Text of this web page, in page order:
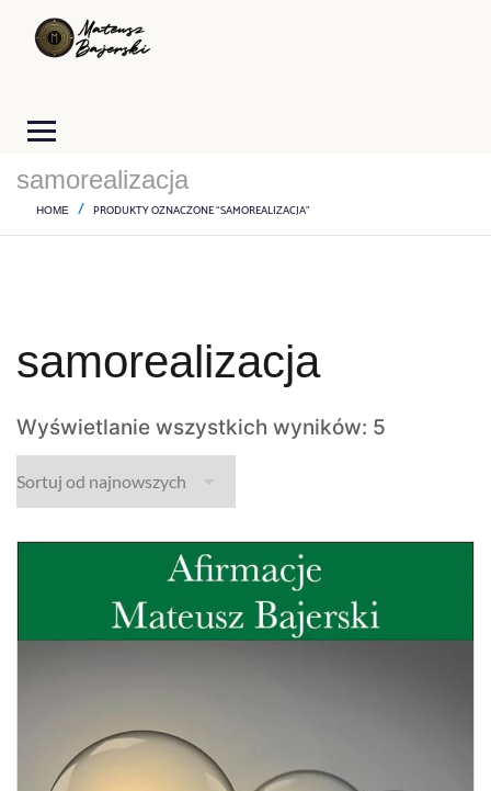
samorealizacja
HOME PRODUKTY OZNACZONE “SAMOREALIZACJA”
samorealizacja
Wyświetlanie wszystkich wyników: 5